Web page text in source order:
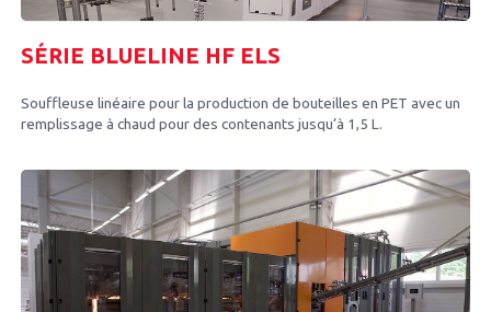
SÉRIE BLUELINE HF ELS
Souffleuse linéaire pour la production de bouteilles en PET avec un
remplissage à chaud pour des contenants jusqu’à 1,5 L.